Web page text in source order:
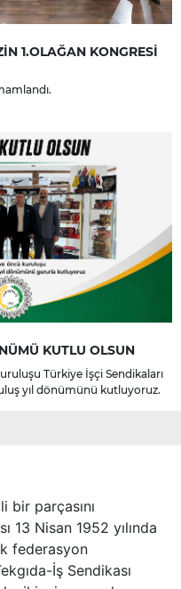
1.OLAĞAN KONGRESİ
KUTLU OLSUN
Türkiye İşçi Sendikaları
yıl dönümünü kutluyoruz.
bir parçasını
13 Nisan 1952 yılında
federasyon
İş Sendikası